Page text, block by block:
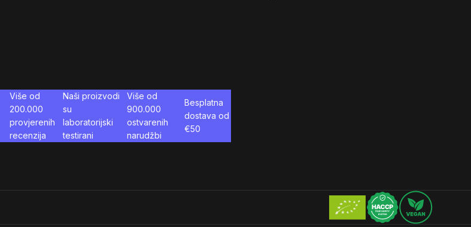
Više od
200.000
provjerenih
recenzija
Naši proizvodi
su
laboratorijski
testirani
Više od
900.000
ostvarenih
narudžbi
Besplatna
dostava od
€50